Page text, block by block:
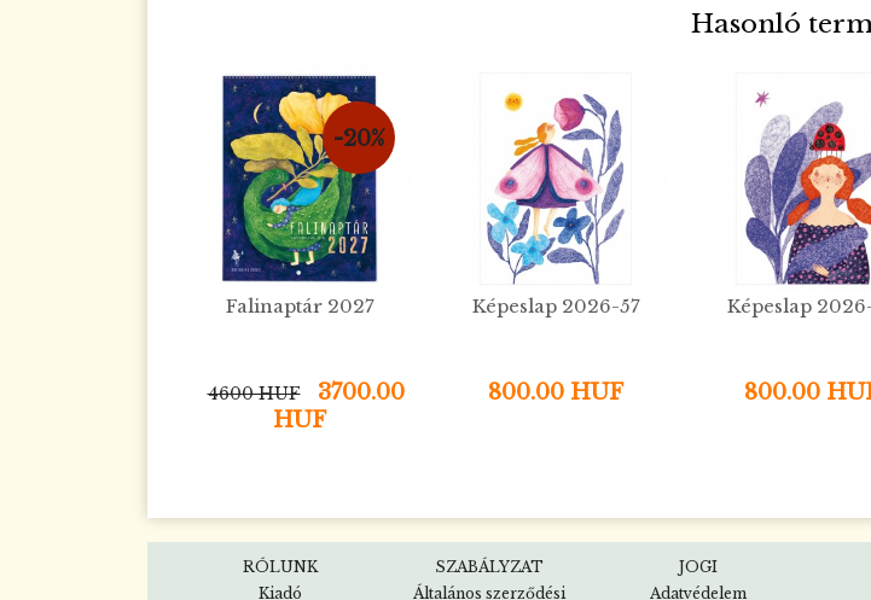
Hasonló
-20%
Falinaptár 2027
4600 HUF
3700.00
HUF
Képeslap 2026-57
800.00 HUF
Képeslap
800.00
RÓLUNK SZABÁLYZAT JOGI
Kiadó Általános szerződési Adatvédelem